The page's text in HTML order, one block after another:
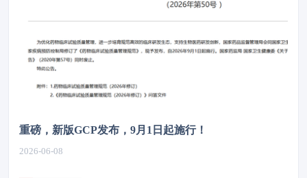
重磅，新版GCP发布，9月1日起施行！
2026-06-08